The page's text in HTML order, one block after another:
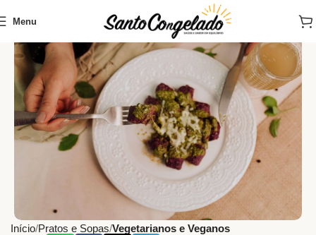
Menu
Início Pratos e Sopas Vegetarianos e Veganos